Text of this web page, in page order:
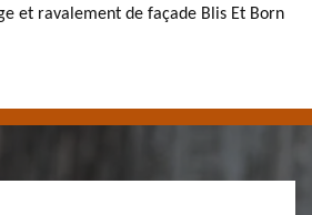
et ravalement de façade Blis Et Born